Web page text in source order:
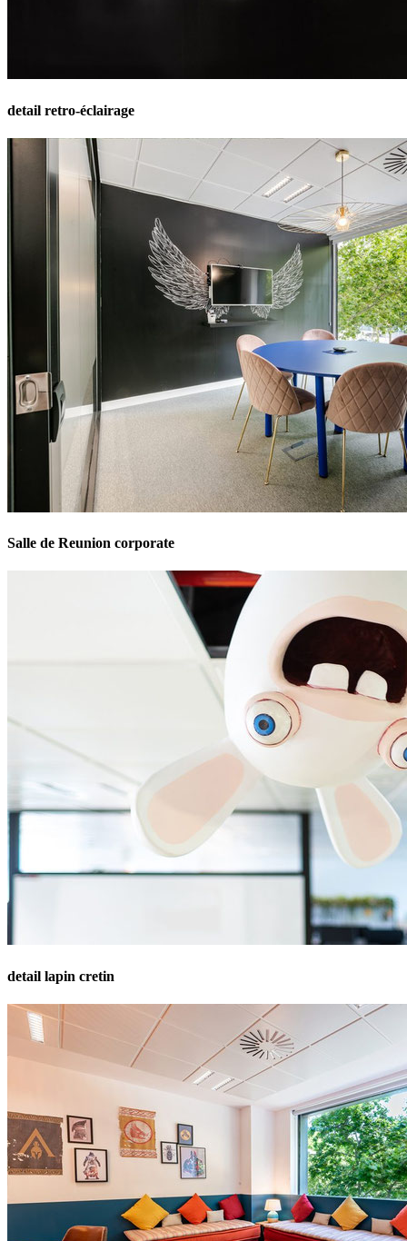
detail retro-éclairage
Salle de Reunion corporate
detail lapin cretin